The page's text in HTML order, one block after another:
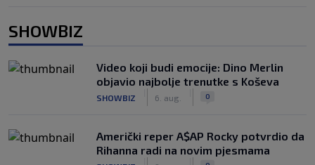
SHOWBIZ
Video koji budi emocije: Dino Merlin
objavio najbolje trenutke s Koševa
SHOWBIZ 6. aug. 0
Američki reper A$AP Rocky potvrdio da
Rihanna radi na novim pjesmama